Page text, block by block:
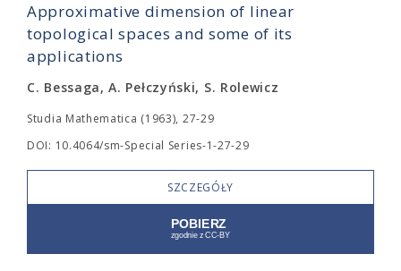
Approximative dimension of linear
topological spaces and some of its
applications
C. Bessaga, A. Pełczyński, S. Rolewicz
Studia Mathematica (1963), 27-29
DOI: 10.4064/sm-Special Series-1-27-29
SZCZEGÓŁY